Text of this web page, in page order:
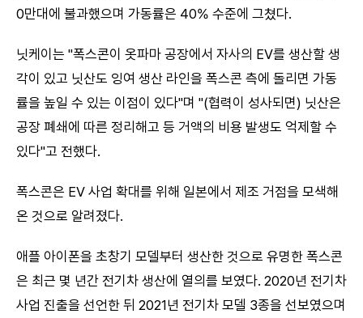
0만대에 불과했으며 가동률은 40% 수준에 그쳤다.
닛케이는 "폭스콘이 옷파마 공장에서 자사의 EV를 생산할 생
각이 있고 닛산도 잉여 생산 라인을 폭스콘 측에 돌리면 가동
률을 높일 수 있는 이점이 있다"며 "(협력이 성사되면) 닛산은
공장 폐쇄에 따른 정리해고 등 거액의 비용 발생도 억제할 수
있다"고 전했다.
폭스콘은 EV 사업 확대를 위해 일본에서 제조 거점을 모색해
온 것으로 알려졌다.
애플 아이폰을 초창기 모델부터 생산한 것으로 유명한 폭스콘
은 최근 몇 년간 전기차 생산에 열의를 보였다. 2020년 전기차
사업 진출을 선언한 뒤 2021년 전기차 모델 3종을 선보였으며